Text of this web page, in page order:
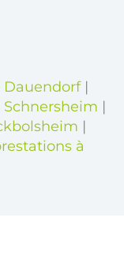
Dauendorf|
|
|
à